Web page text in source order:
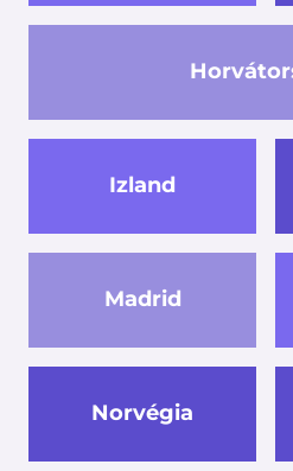
Izland
Madrid
Norvégia